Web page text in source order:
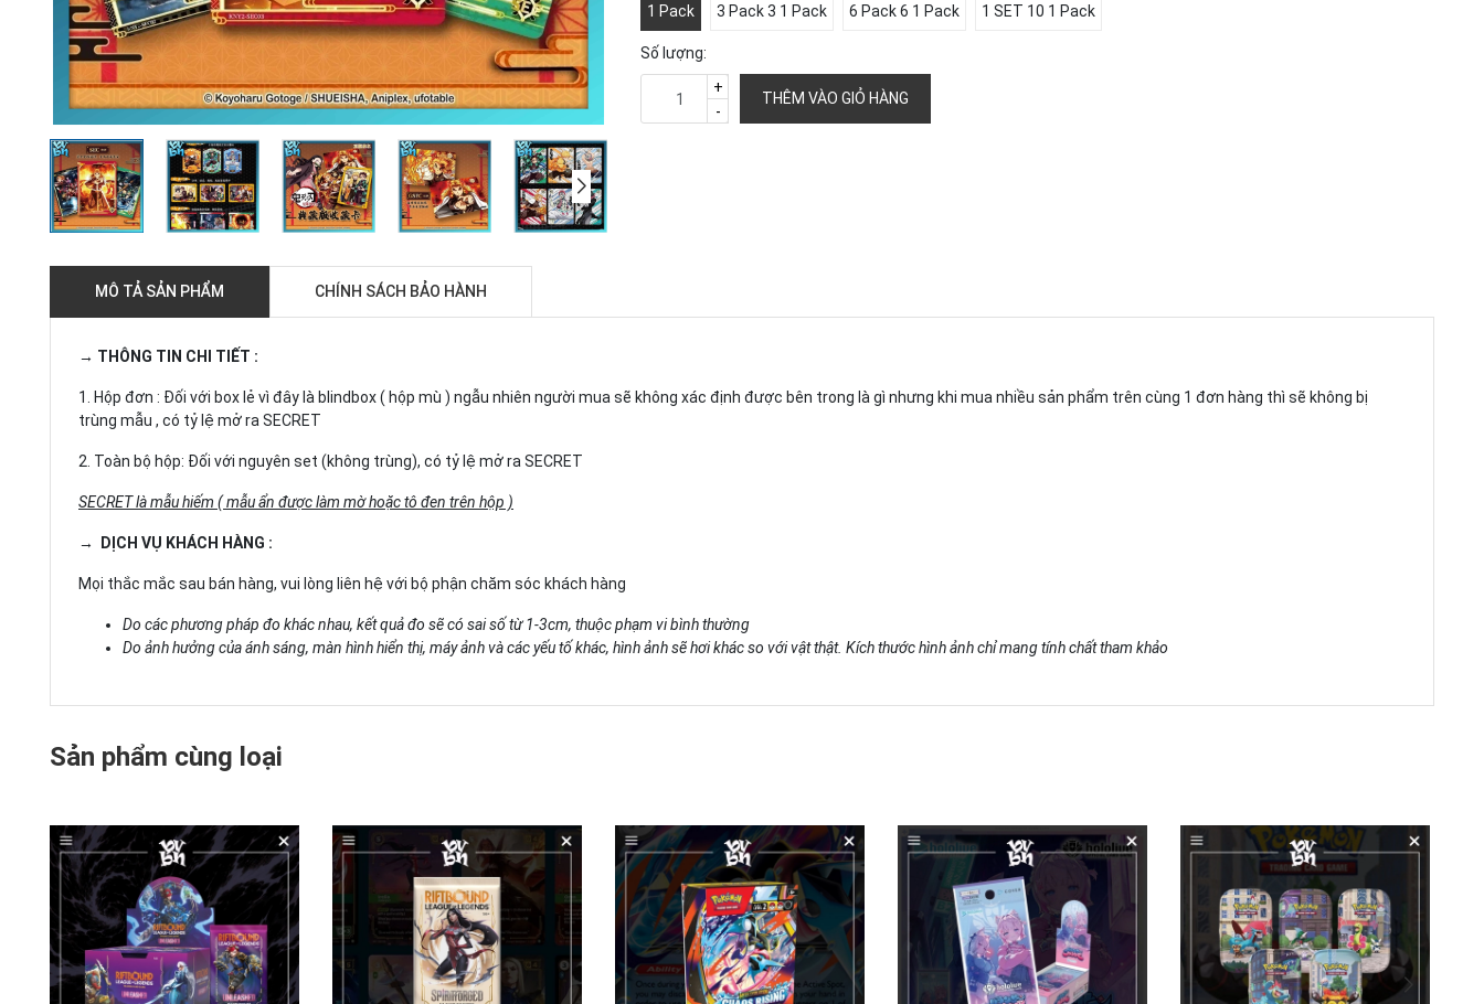
1 Pack 3 Pack 3 1 Pack 6 Pack 6 1 Pack 1 SET 10 1 Pack
Số lượng:
-
+
THÊM VÀO GIỎ HÀNG
MÔ TẢ SẢN PHẨM CHÍNH SÁCH BẢO HÀNH
→ THÔNG TIN CHI TIẾT :
1. Hộp đơn : Đối với box lẻ vì đây là blindbox ( hộp mù ) ngẫu nhiên người mua sẽ không xác định được bên trong là gì nhưng khi mua nhiều sản phẩm trên cùng 1 đơn hàng thì sẽ không bị
trùng mẫu , có tỷ lệ mở ra SECRET
2. Toàn bộ hộp: Đối với nguyên set (không trùng), có tỷ lệ mở ra SECRET
SECRET là mẫu hiếm ( mẫu ẩn được làm mờ hoặc tô đen trên hộp )
→ DỊCH VỤ KHÁCH HÀNG :
Mọi thắc mắc sau bán hàng, vui lòng liên hệ với bộ phận chăm sóc khách hàng
Do các phương pháp đo khác nhau, kết quả đo sẽ có sai số từ 1-3cm, thuộc phạm vi bình thường
Do ảnh hưởng của ánh sáng, màn hình hiển thị, máy ảnh và các yếu tố khác, hình ảnh sẽ hơi khác so với vật thật. Kích thước hình ảnh chỉ mang tính chất tham khảo
Sản phẩm cùng loại